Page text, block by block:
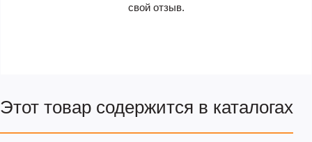
свой отзыв.
Этот товар содержится в каталогах